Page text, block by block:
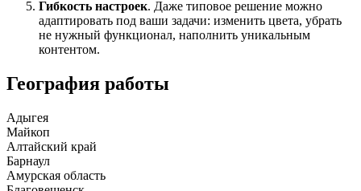
Гибкость настроек. Даже типовое решение можно
адаптировать под ваши задачи: изменить цвета, убрать
не нужный функционал, наполнить уникальным
контентом.
География работы
Адыгея
Майкоп
Алтайский край
Барнаул
Амурская область